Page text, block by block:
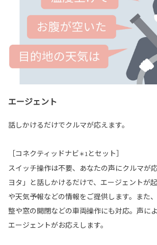
エージェント
話しかけるだけでクルマが応えます。
［コネクティッドナビ＊1 とセット］
スイッチ操作は不要、あなたの声にクルマが
ヨタ」と話しかけるだけで、エージェントが
や天気予報などの情報をご提供します。また
整や窓の開閉などの車両操作にも対応。声に
エージェントがお応えします。